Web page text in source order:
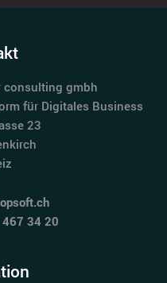
consulting gmbh
für Digitales Business
23
34 20